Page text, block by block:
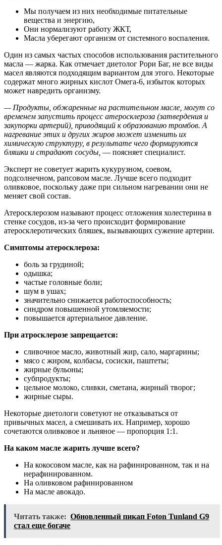
Мы получаем из них необходимые питательные
вещества и энергию,
Они нормализуют работу ЖКТ,
Масла уберегают организм от системного воспаления.
Один из самых частых способов использования растительного
масла — жарка. Как отмечает диетолог Рори Баг, не все виды
масел являются подходящим вариантом для этого. Некоторые
содержат много жирных кислот Омега-6, избыток которых
может навредить организму.
— Продукты, обжаренные на растительном масле, могут со
временем запустить процесс атеросклероза (затвердения и
закупорки артерий), приводящий к образованию тромбов. А
нагревание этих и других жиров может изменить их
химическую структуру, в результате чего формируются
бляшки и страдают сосуды, — поясняет специалист.
Эксперт не советует жарить кукурузном, соевом,
подсолнечном, рапсовом масле. Лучше всего подходит
оливковое, поскольку даже при сильном нагревании они не
меняет свой состав.
Атеросклерозом называют процесс отложения холестерина в
стенке сосудов, из-за чего происходит формирование
атеросклеротических бляшек, вызывающих сужение артерии.
Симптомы атеросклероза:
боль за грудиной;
одышка;
частые головные боли;
шум в ушах;
значительно снижается работоспособность;
синдром повышенной утомляемости;
повышается артериальное давление.
При атросклерозе запрещается:
сливочное масло, животный жир, сало, маргарины;
мясо с жиром, колбасы, сосиски, паштеты;
жирные бульоны;
субпродукты;
цельное молоко, сливки, сметана, жирный творог;
жирные сыры.
Некоторые диетологи советуют не отказываться от
привычных масел, а смешивать их. Например, хорошо
сочетаются оливковое и льняное — пропорция 1:1.
На каком масле жарить лучше всего?
На кокосовом масле, как на рафинированном, так и на
нерафинированном.
На оливковом рафинированном
На масле авокадо.
Читать также: Обновленный пикап Foton Tunland G9
стал еще богаче